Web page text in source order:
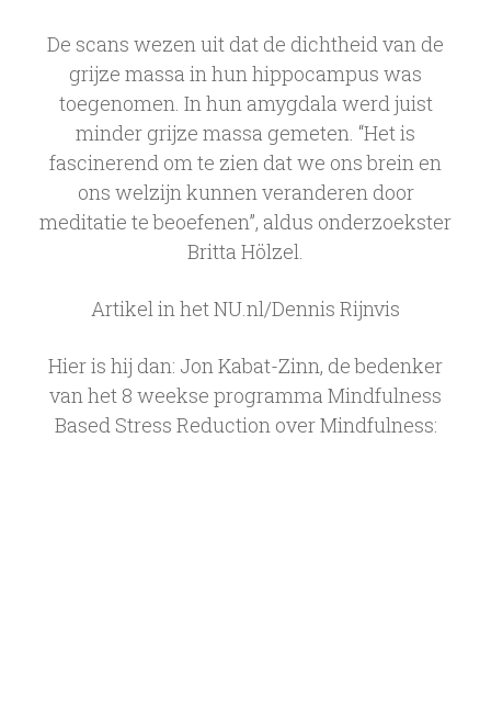
De scans wezen uit dat de dichtheid van de
grijze massa in hun hippocampus was
toegenomen. In hun amygdala werd juist
minder grijze massa gemeten. “Het is
fascinerend om te zien dat we ons brein en
ons welzijn kunnen veranderen door
meditatie te beoefenen”, aldus onderzoekster
Britta Hölzel.
Artikel in het NU.nl/Dennis Rijnvis
Hier is hij dan: Jon Kabat-Zinn, de bedenker
van het 8 weekse programma Mindfulness
Based Stress Reduction over Mindfulness: